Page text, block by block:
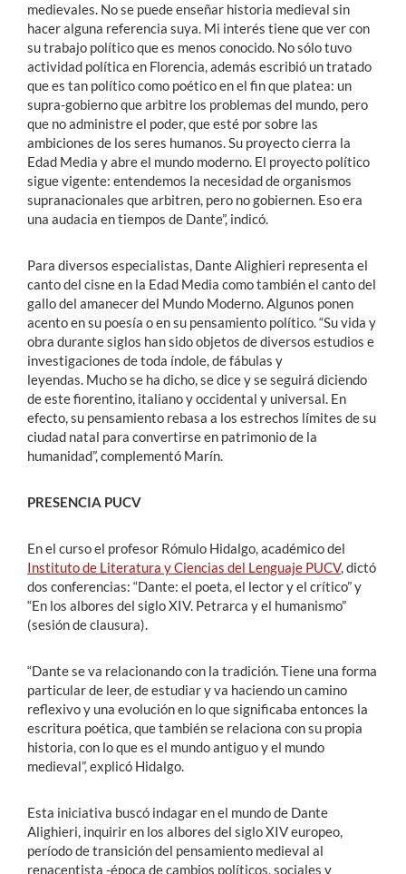
medievales. No se puede enseñar historia medieval sin
hacer alguna referencia suya. Mi interés tiene que ver con
su trabajo político que es menos conocido. No sólo tuvo
actividad política en Florencia, además escribió un tratado
que es tan político como poético en el fin que platea: un
supra-gobierno que arbitre los problemas del mundo, pero
que no administre el poder, que esté por sobre las
ambiciones de los seres humanos. Su proyecto cierra la
Edad Media y abre el mundo moderno. El proyecto político
sigue vigente: entendemos la necesidad de organismos
supranacionales que arbitren, pero no gobiernen. Eso era
una audacia en tiempos de Dante”, indicó.
Para diversos especialistas, Dante Alighieri representa el
canto del cisne en la Edad Media como también el canto del
gallo del amanecer del Mundo Moderno. Algunos ponen
acento en su poesía o en su pensamiento político. “Su vida y
obra durante siglos han sido objetos de diversos estudios e
investigaciones de toda índole, de fábulas y
leyendas. Mucho se ha dicho, se dice y se seguirá diciendo
de este fiorentino, italiano y occidental y universal. En
efecto, su pensamiento rebasa a los estrechos límites de su
ciudad natal para convertirse en patrimonio de la
humanidad”, complementó Marín.
PRESENCIA PUCV
En el curso el profesor Rómulo Hidalgo, académico del
Instituto de Literatura y Ciencias del Lenguaje PUCV, dictó
dos conferencias: “Dante: el poeta, el lector y el crítico” y
“En los albores del siglo XIV. Petrarca y el humanismo”
(sesión de clausura).
“Dante se va relacionando con la tradición. Tiene una forma
particular de leer, de estudiar y va haciendo un camino
reflexivo y una evolución en lo que significaba entonces la
escritura poética, que también se relaciona con su propia
historia, con lo que es el mundo antiguo y el mundo
medieval”, explicó Hidalgo.
Esta iniciativa buscó indagar en el mundo de Dante
Alighieri, inquirir en los albores del siglo XIV europeo,
período de transición del pensamiento medieval al
renacentista -época de cambios políticos, sociales y